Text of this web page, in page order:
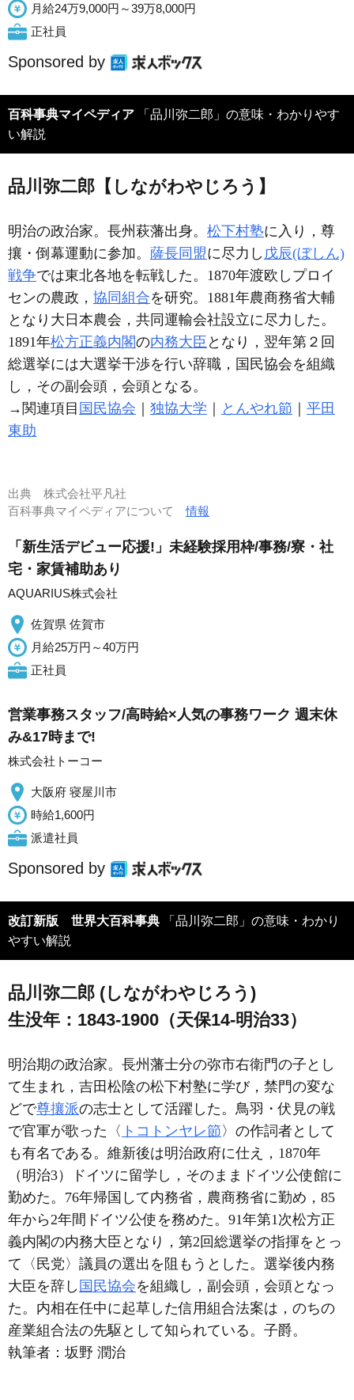
月給24万9,000円～39万8,000円
正社員
Sponsored by
百科事典マイペディア
い解説
品川弥二郎【しながわやじろう】
明治の政治家。長州萩藩出身。 松下村塾に入り，尊
攘・倒幕運動に参加。 薩長同盟に尽力し 戊辰(ぼしん)
戦争では東北各地を転戦した。1870年渡欧しプロイ
センの農政， 協同組合を研究。1881年農商務省大輔
となり大日本農会，共同運輸会社設立に尽力した。
1891年松方正義内閣の内務大臣 となり，翌年第２回
総選挙には大選挙干渉を行い辞職，国民協会を組織
し，その副会頭，会頭となる。
→関連項目 国民協会 独協大学 とんやれ節
平田
東助
出典 株式会社平凡社
百科事典マイペディアについて情報
「新生活デビュー応援!」未経験採用枠/事務/寮・社
宅・家賃補助あり
AQUARIUS株式会社
佐賀県 佐賀市
月給25万円～40万円
正社員
営業事務スタッフ/高時給×人気の事務ワーク 週末休
み&17時まで!
株式会社トーコー
大阪府 寝屋川市
時給1,600円
派遣社員
Sponsored by
改訂新版 世界大百科事典
やすい解説
品川弥二郎 (しながわやじろう)
生没年：1843-1900（天保14-明治33）
明治期の政治家。長州藩士分の弥市右衛門の子とし
て生まれ，吉田松陰の松下村塾に学び，禁門の変な
どで尊攘派の志士として活躍した。鳥羽・伏見の戦
で官軍が歌った〈 トコトンヤレ節 〉の作詞者として
も有名である。維新後は明治政府に仕え，1870年
（明治3）ドイツに留学し，そのままドイツ公使館に
勤めた。76年帰国して内務省，農商務省に勤め，85
年から2年間ドイツ公使を務めた。91年第1次松方正
義内閣の内務大臣となり，第2回総選挙の指揮をとっ
て〈民党〉議員の選出を阻もうとした。選挙後内務
大臣を辞し 国民協会を組織し，副会頭，会頭となっ
た。内相在任中に起草した信用組合法案は，のちの
産業組合法の先駆として知られている。子爵。
執筆者： 坂野 潤治